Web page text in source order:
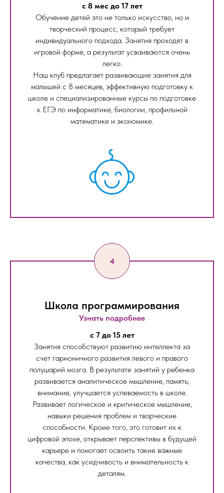
с 8 мес до 17 лет
Обучение детей это не только искусство, но и
творческий процесс, который требует
индивидуального подхода. Занятия проходят в
игровой форме, а результат усваиваются очень
легко.
Наш клуб предлагает развивающие занятия для
малышей с 8 месяцев, эффективную подготовку к
школе и специализированные курсы по подготовке
к ЕГЭ по информатике, биологии, профильной
математике и экономике.
Школа программирования
Узнать подробнее
c 7 до 15 лет
Занятия способствуют развитию интеллекта за
счет гармоничного развития левого и правого
полушарий мозга. В результате занятий у ребенка
развивается аналитическое мышление, память,
внимание, улучшается успеваемость в школе.
Развивает логическое и критическое мышление,
навыки решения проблем и творческие
способности. Кроме того, это готовит их к
цифровой эпохе, открывает перспективы в будущей
карьере и помогает освоить такие важные
качества, как усидчивость и внимательность к
деталям.